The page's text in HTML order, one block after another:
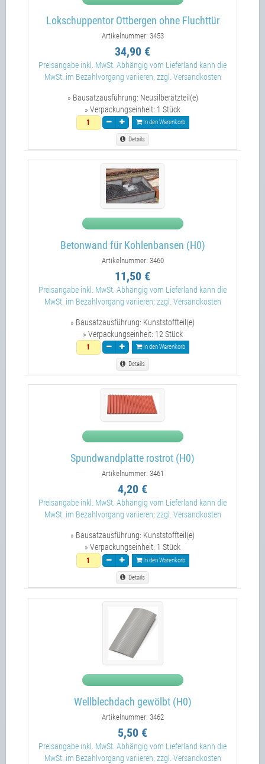
Lokschuppentor Ottbergen ohne Fluchttür
Artikelnummer: 3453
34,90 €
Preisangabe inkl. MwSt. Abhängig vom Lieferland kann die
MwSt. im Bezahlvorgang variieren; zzgl. Versandkosten
» Bausatzausführung: Neusilberätzteil(e)
» Verpackungseinheit: 1 Stück
In den Warenkorb
Details
Betonwand für Kohlenbansen (H0)
Artikelnummer: 3460
11,50 €
Preisangabe inkl. MwSt. Abhängig vom Lieferland kann die
MwSt. im Bezahlvorgang variieren; zzgl. Versandkosten
» Bausatzausführung: Kunststoffteil(e)
» Verpackungseinheit: 12 Stück
In den Warenkorb
Details
Spundwandplatte rostrot (H0)
Artikelnummer: 3461
4,20 €
Preisangabe inkl. MwSt. Abhängig vom Lieferland kann die
MwSt. im Bezahlvorgang variieren; zzgl. Versandkosten
» Bausatzausführung: Kunststoffteil(e)
» Verpackungseinheit: 1 Stück
In den Warenkorb
Details
Wellblechdach gewölbt (H0)
Artikelnummer: 3462
5,50 €
Preisangabe inkl. MwSt. Abhängig vom Lieferland kann die
MwSt. im Bezahlvorgang variieren; zzgl. Versandkosten